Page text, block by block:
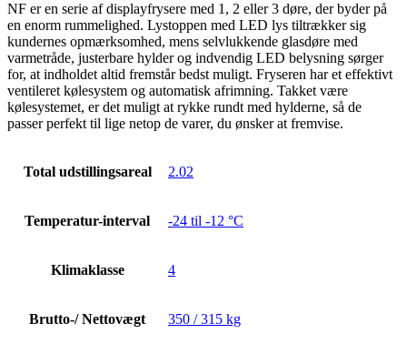
NF er en serie af displayfrysere med 1, 2 eller 3 døre, der byder på
en enorm rummelighed. Lystoppen med LED lys tiltrækker sig
kundernes opmærksomhed, mens selvlukkende glasdøre med
varmetråde, justerbare hylder og indvendig LED belysning sørger
for, at indholdet altid fremstår bedst muligt. Fryseren har et effektivt
ventileret kølesystem og automatisk afrimning. Takket være
kølesystemet, er det muligt at rykke rundt med hylderne, så de
passer perfekt til lige netop de varer, du ønsker at fremvise.
Total udstillingsareal 2.02
Temperatur-interval -24 til -12 °C
Klimaklasse 4
Brutto-/ Nettovægt 350 / 315 kg